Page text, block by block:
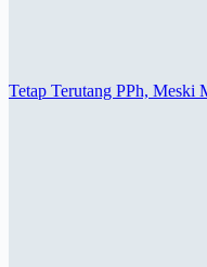
Tetap Terutang PPh, Meski